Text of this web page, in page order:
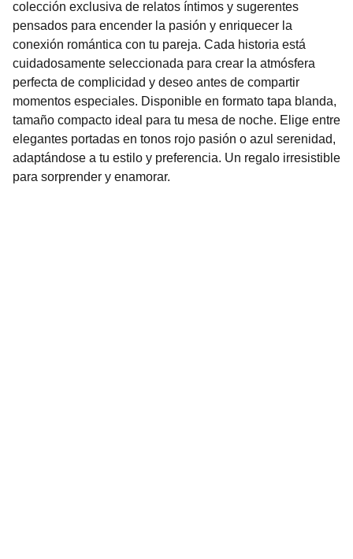
colección exclusiva de relatos íntimos y sugerentes
pensados para encender la pasión y enriquecer la
conexión romántica con tu pareja. Cada historia está
cuidadosamente seleccionada para crear la atmósfera
perfecta de complicidad y deseo antes de compartir
momentos especiales. Disponible en formato tapa blanda,
tamaño compacto ideal para tu mesa de noche. Elige entre
elegantes portadas en tonos rojo pasión o azul serenidad,
adaptándose a tu estilo y preferencia. Un regalo irresistible
para sorprender y enamorar.